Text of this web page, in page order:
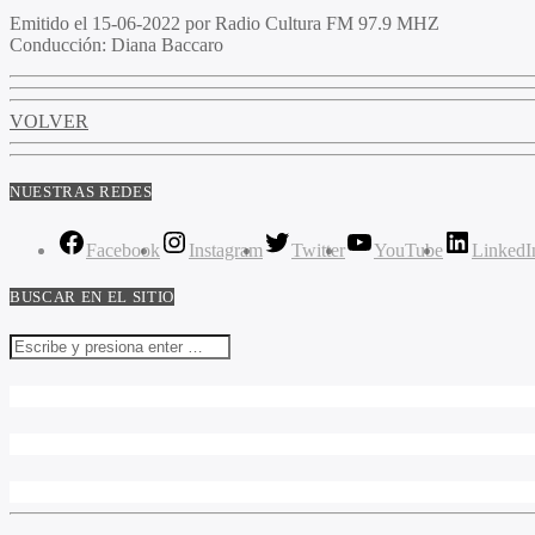
Emitido el 15-06-2022 por Radio Cultura FM 97.9 MHZ
Conducción: Diana Baccaro
VOLVER
NUESTRAS REDES
Facebook Instagram Twitter YouTube
BUSCAR EN EL SITIO